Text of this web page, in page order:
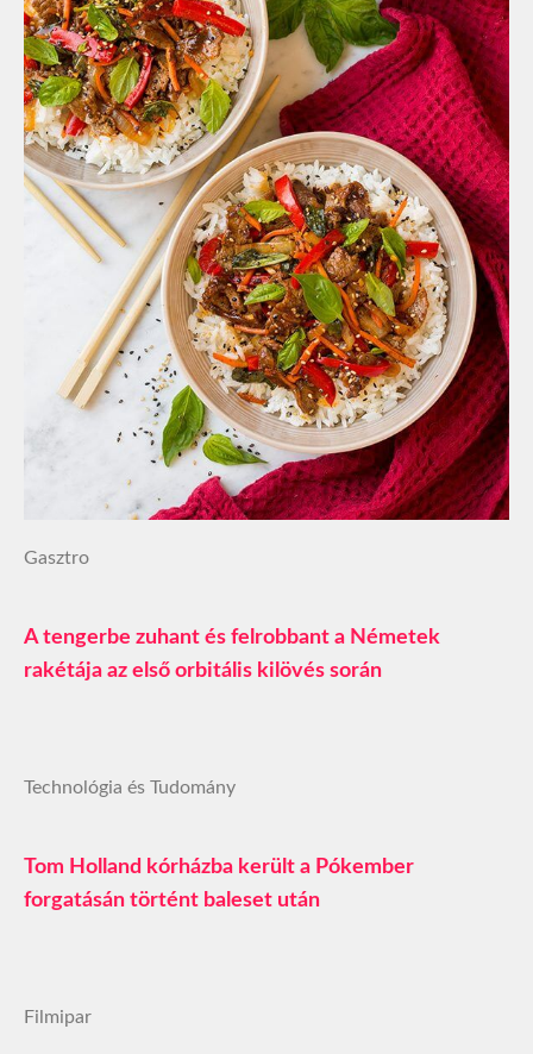
Gasztro
A tengerbe zuhant és felrobbant a Németek
rakétája az első orbitális kilövés során
Technológia és Tudomány
Tom Holland kórházba került a Pókember
forgatásán történt baleset után
Filmipar